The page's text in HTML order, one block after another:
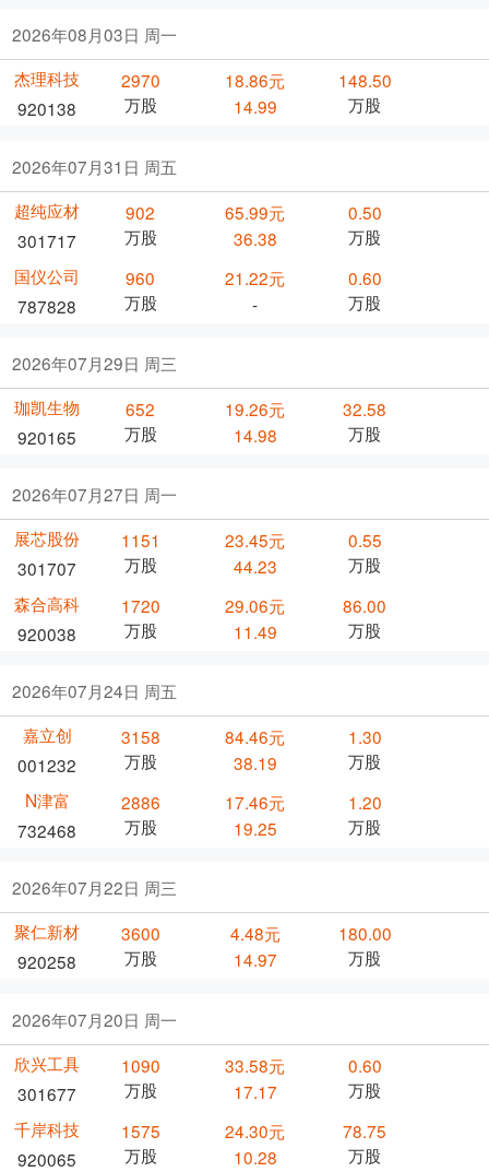
2026年08月03日 周一
杰理科技
920138
2970
万股
18.86元
14.99
148.50
万股
2026年07月31日 周五
超纯应材
301717
902
万股
65.99元
36.38
0.50
万股
国仪公司
787828
960
万股
21.22元
-
0.60
万股
2026年07月29日 周三
珈凯生物
920165
652
万股
19.26元
14.98
32.58
万股
2026年07月27日 周一
展芯股份
301707
1151
万股
23.45元
44.23
0.55
万股
森合高科
920038
1720
万股
29.06元
11.49
86.00
万股
2026年07月24日 周五
嘉立创
001232
3158
万股
84.46元
38.19
1.30
万股
N津富
732468
2886
万股
17.46元
19.25
1.20
万股
2026年07月22日 周三
聚仁新材
920258
3600
万股
4.48元
14.97
180.00
万股
2026年07月20日 周一
欣兴工具
301677
1090
万股
33.58元
17.17
0.60
万股
千岸科技
920065
1575
万股
24.30元
10.28
78.75
万股